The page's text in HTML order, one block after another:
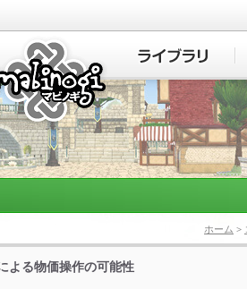
マビノギ
ホーム >
よる物価操作の可能性